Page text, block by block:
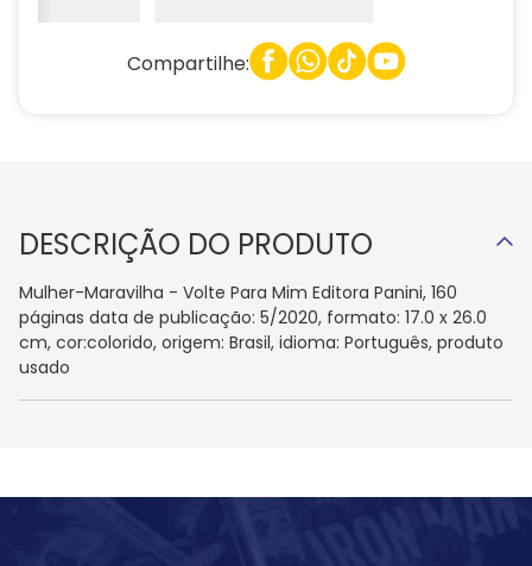
Compartilhe:
DESCRIÇÃO DO PRODUTO
Mulher-Maravilha - Volte Para Mim Editora Panini, 160
páginas data de publicação: 5/2020, formato: 17.0 x 26.0
cm, cor:colorido, origem: Brasil, idioma: Português, produto
usado